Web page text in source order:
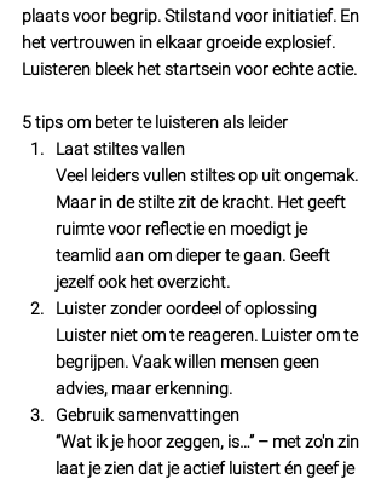
plaats voor begrip. Stilstand voor initiatief. En
het vertrouwen in elkaar groeide explosief.
Luisteren bleek het startsein voor echte actie.
5 tips om beter te luisteren als leider
Laat stiltes vallen
Veel leiders vullen stiltes op uit ongemak.
Maar in de stilte zit de kracht. Het geeft
ruimte voor reflectie en moedigt je
teamlid aan om dieper te gaan. Geeft
jezelf ook het overzicht.
Luister zonder oordeel of oplossing
Luister niet om te reageren. Luister om te
begrijpen. Vaak willen mensen geen
advies, maar erkenning.
Gebruik samenvattingen
“Wat ik je hoor zeggen, is…” – met zo'n zin
laat je zien dat je actief luistert én geef je